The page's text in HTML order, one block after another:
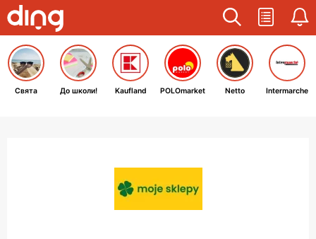
Свята До школи! Kaufland POLOmarket Netto Intermarche